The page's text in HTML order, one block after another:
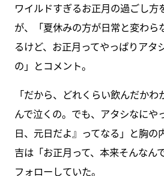
ワイルドすぎるお正月の過ごし方
が、「夏休みの方が日常と変わら
るけど、お正月ってやっぱりアタ
の」とコメント。
「だから、どれくらい飲んだか
んで泣くの。でも、アタシなにや
日、元日だよ』ってなる」と胸の
吉は「お正月って、本来そんなん
フォローしていた。